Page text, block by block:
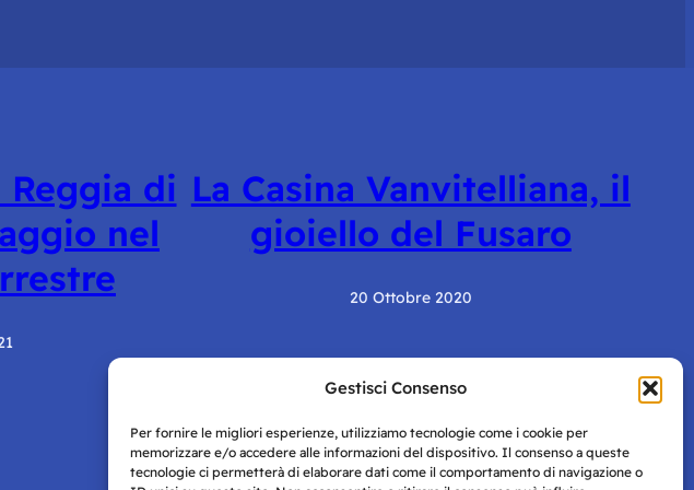
Gestisci Consenso
Per fornire le migliori esperienze, utilizziamo tecnologie come i cookie per
memorizzare e/o accedere alle informazioni del dispositivo. Il consenso a queste
tecnologie ci permetterà di elaborare dati come il comportamento di navigazione o
di
nel
La Casina Vanvitelliana, il
gioiello del Fusaro
20 Ottobre 2020